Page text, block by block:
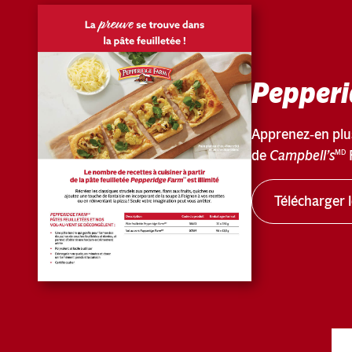
Apprenez‑en
de Campbell’sMD
Télécharger